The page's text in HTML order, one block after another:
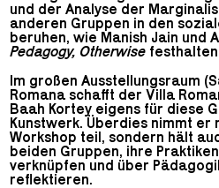
und der Analyse der
anderen Gruppen in den
beruhen, wie Manish Jain und
Pedagogy, Otherwise
Im großen Ausstellungsraum
Romana schafft der Villa
Baah Kortey eigens für diese
Kunstwerk. Überdies nimmt er
Workshop teil, sondern hält
beiden Gruppen, ihre
verknüpfen und über
reflektieren.